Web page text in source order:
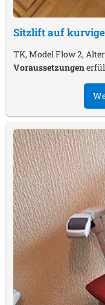
Sitzlift auf
TK, Model Flow 2,
Voraussetzungen